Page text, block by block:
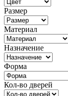
Размер
Материал
Назначение
Форма
Кол-во дверей